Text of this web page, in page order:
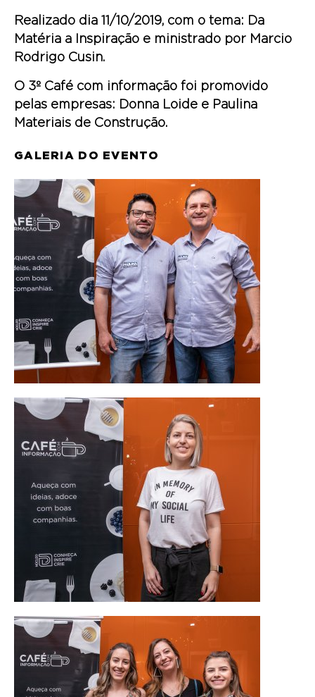
Realizado dia 11/10/2019, com o tema: Da
Matéria a Inspiração e ministrado por Marcio
Rodrigo Cusin.
O 3º Café com informação foi promovido
pelas empresas: Donna Loide e Paulina
Materiais de Construção.
GALERIA DO EVENTO